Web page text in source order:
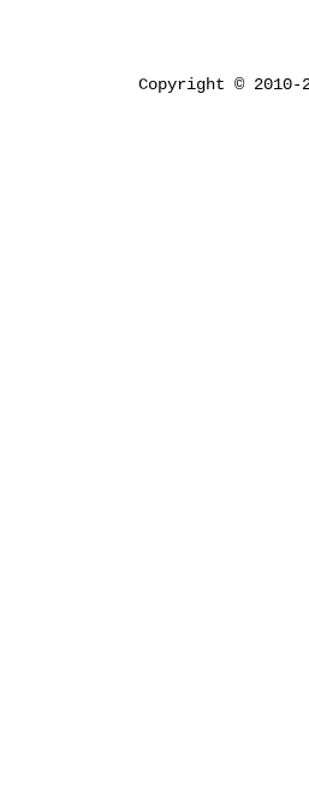
Copyright ©